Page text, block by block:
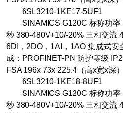
6SL3210-1KE17-5UF1
SINAMICS G120C 标称功率
秒 380-480V+10/-20% 三相交流
6DI，2DO，1AI，1AO 集成式安
成：PROFINET-PN 防护等级
FSA 196x 73x 225.4（高x宽x深
6SL3210-1KE18-8UF1
SINAMICS G120C 标称功率
秒 380-480V+10/-20% 三相交流